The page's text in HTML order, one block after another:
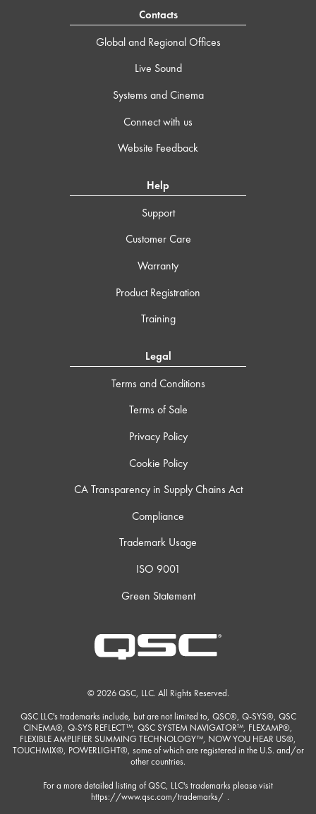
Contacts
Global and Regional Offices
Live Sound
Systems and Cinema
Connect with us
Website Feedback
Help
Support
Customer Care
Warranty
Product Registration
Training
Legal
Terms and Conditions
Terms of Sale
Privacy Policy
Cookie Policy
CA Transparency in Supply Chains Act
Compliance
Trademark Usage
ISO 9001
Green Statement
© 2026 QSC, LLC. All Rights Reserved.
QSC LLC's trademarks include, but are not limited to, QSC®, Q-SYS®, QSC
CINEMA®, Q-SYS REFLECT™, QSC SYSTEM NAVIGATOR™, FLEXAMP®,
FLEXIBLE AMPLIFIER SUMMING TECHNOLOGY™, NOW YOU HEAR US®,
TOUCHMIX®, POWERLIGHT®, some of which are registered in the U.S. and/or
other countries.
For a more detailed listing of QSC, LLC's trademarks please visit
https://www.qsc.com/trademarks/ .